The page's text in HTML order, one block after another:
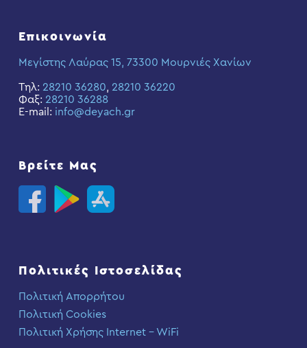
Επικοινωνία
Μεγίστης Λαύρας 15, 73300 Μουρνιές Χανίων
Τηλ: 28210 36280, 28210 36220
Φαξ: 28210 36288
E-mail: info@deyach.gr
Βρείτε Μας
Πολιτικές Ιστοσελίδας
Πολιτική Απορρήτου
Πολιτική Cookies
Πολιτική Χρήσης Internet – WiFi